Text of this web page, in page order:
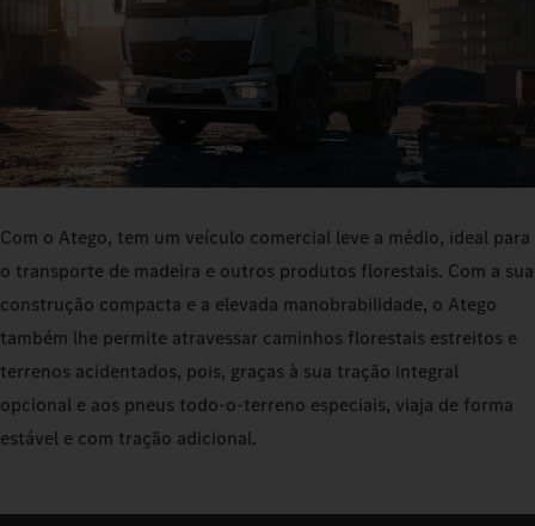
Com o Atego, tem um veículo comercial leve a médio, ideal para
o transporte de madeira e outros produtos florestais. Com a sua
construção compacta e a elevada manobrabilidade, o Atego
também lhe permite atravessar caminhos florestais estreitos e
terrenos acidentados, pois, graças à sua tração integral
opcional e aos pneus todo-o-terreno especiais, viaja de forma
estável e com tração adicional.